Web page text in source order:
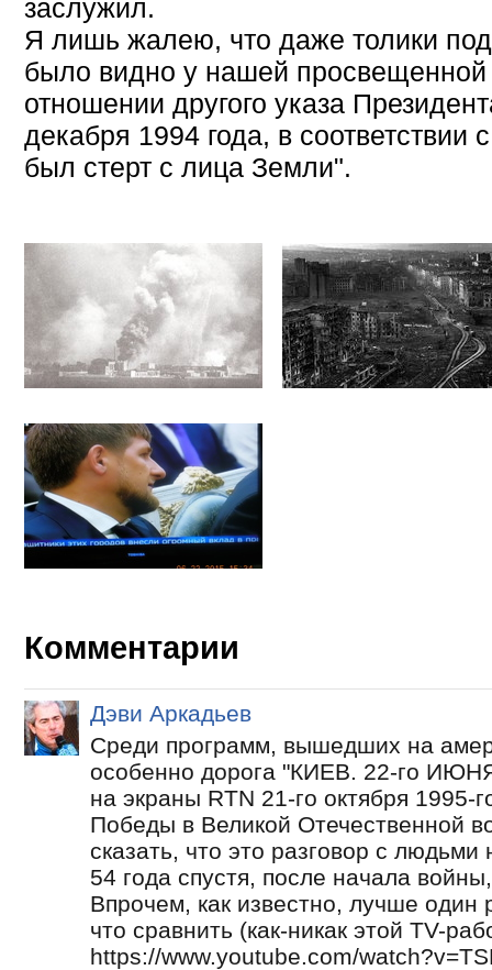
заслужил.
Я лишь жалею, что даже толики
было видно у нашей просвещенной
отношении другого указа
декабря 1994 года, в соответствии
был стерт с лица Земли".
Комментарии
Дэви Аркадьев
Среди программ, вышедших на
особенно дорога "КИЕВ. 22-го
на экраны RTN 21-го октября 1995-
Победы в Великой Отечественной
сказать, что это разговор с
54 года спустя, после начала
Впрочем, как известно, лучше один
что сравнить (как-никак этой TV-
https://www.youtube.com/